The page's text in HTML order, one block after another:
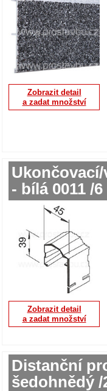
Zobrazit detail
a zadat množství
- bílá 0011 /6
Zobrazit detail
a zadat množství
Distanční
šedohnědý /